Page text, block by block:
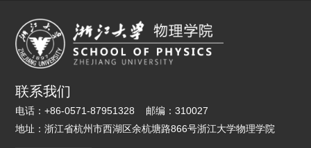
联系我们
电话：+86-0571-87951328 邮编：310027
地址：浙江省杭州市西湖区余杭塘路866号浙江大学物理学院